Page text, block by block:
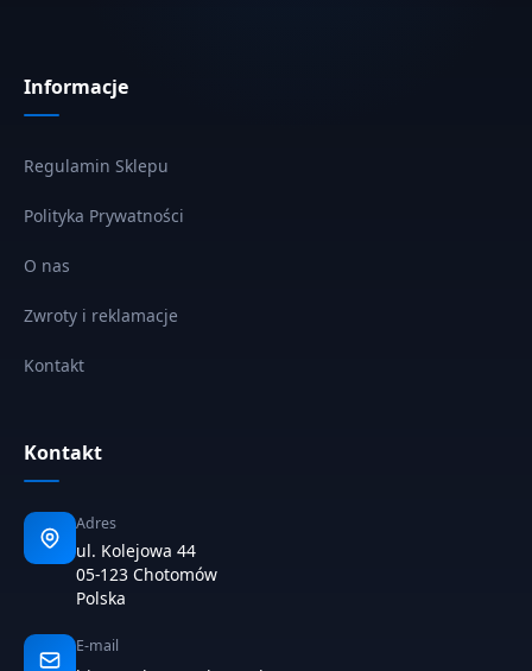
Informacje
Regulamin Sklepu
Polityka Prywatności
O nas
Zwroty i reklamacje
Kontakt
Kontakt
Adres
ul. Kolejowa 44
05-123 Chotomów
Polska
E-mail